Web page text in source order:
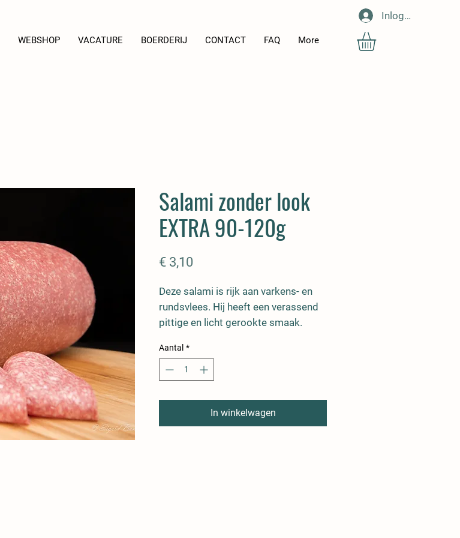
WEBSHOP VACATURE BOERDERIJ CONTACT FAQ More
Inloggen
Salami zonder look
EXTRA 90-120g
€ 3,10
Deze salami is rijk aan varkens- en
rundsvlees. Hij heeft een verassend
pittige en licht gerookte smaak.
Aantal *
In winkelwagen